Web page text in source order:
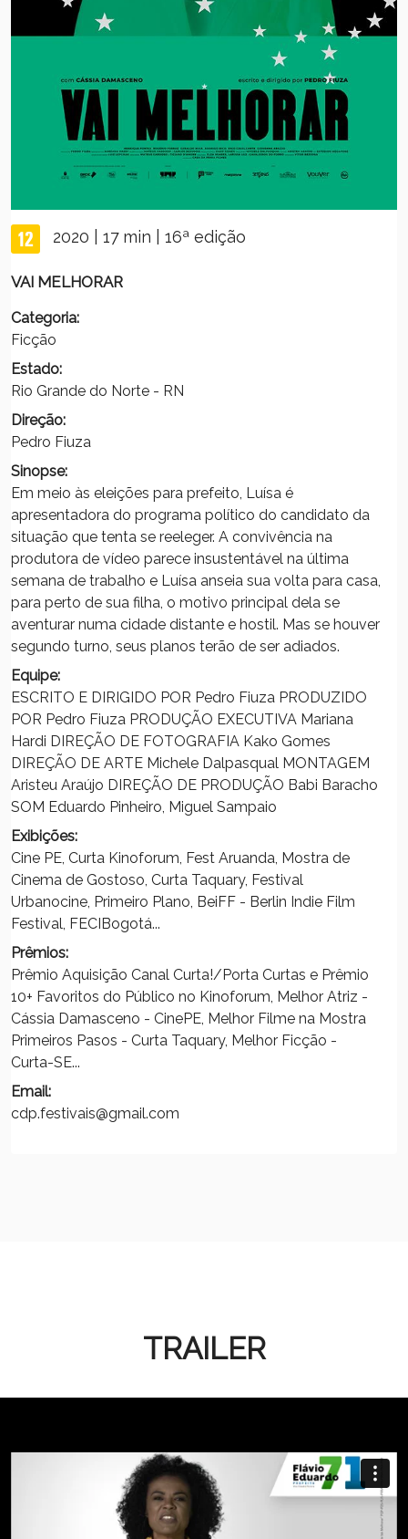
2020 | 17 min | 16ª edição
VAI MELHORAR
Categoria:
Ficção
Estado:
Rio Grande do Norte - RN
Direção:
Pedro Fiuza
Sinopse:
Em meio às eleições para prefeito, Luísa é
apresentadora do programa político do candidato da
situação que tenta se reeleger. A convivência na
produtora de vídeo parece insustentável na última
semana de trabalho e Luísa anseia sua volta para casa,
para perto de sua filha, o motivo principal dela se
aventurar numa cidade distante e hostil. Mas se houver
segundo turno, seus planos terão de ser adiados.
Equipe:
ESCRITO E DIRIGIDO POR Pedro Fiuza PRODUZIDO
POR Pedro Fiuza PRODUÇÃO EXECUTIVA Mariana
Hardi DIREÇÃO DE FOTOGRAFIA Kako Gomes
DIREÇÃO DE ARTE Michele Dalpasqual MONTAGEM
Aristeu Araújo DIREÇÃO DE PRODUÇÃO Babi Baracho
SOM Eduardo Pinheiro, Miguel Sampaio
Exibições:
Cine PE, Curta Kinoforum, Fest Aruanda, Mostra de
Cinema de Gostoso, Curta Taquary, Festival
Urbanocine, Primeiro Plano, BeiFF - Berlin Indie Film
Festival, FECIBogotá...
Prêmios:
Prêmio Aquisição Canal Curta!/Porta Curtas e Prêmio
10+ Favoritos do Público no Kinoforum, Melhor Atriz -
Cássia Damasceno - CinePE, Melhor Filme na Mostra
Primeiros Pasos - Curta Taquary, Melhor Ficção -
Curta-SE...
Email:
cdp.festivais@gmail.com
TRAILER